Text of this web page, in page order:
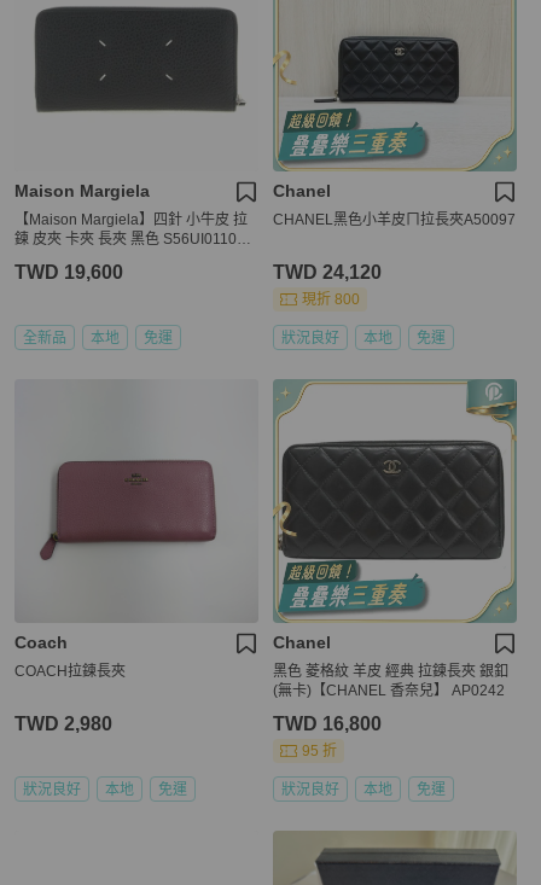
Maison Margiela
【Maison Margiela】四針 小牛皮 拉
鍊 皮夾 卡夾 長夾 黑色 S56UI0110P4
TWD 19,600
全新品 本地 免運
Chanel
CHANEL黑色小羊皮ㄇ拉長夾A50097
TWD 24,120
現折 800
狀況良好 本地 免運
Coach
COACH拉鍊長夾
TWD 2,980
狀況良好 本地 免運
Chanel
黑色 菱格紋 羊皮 經典 拉鍊長夾 銀釦
(無卡)【CHANEL 香奈兒】 AP0242
TWD 16,800
95 折
狀況良好 本地 免運